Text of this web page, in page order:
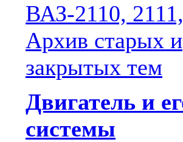
ВАЗ-2110,
Архив старых и
закрытых тем
Двигатель и
системы